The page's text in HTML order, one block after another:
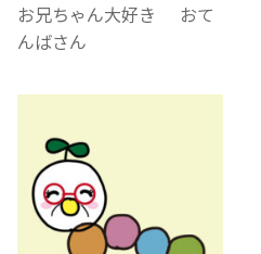
お兄ちゃん大好き
おて
んばさん